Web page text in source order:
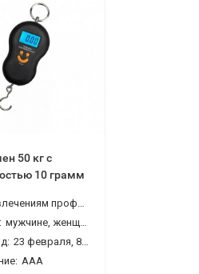
50 кг с
10 грамм
мужчине, женщине, жене, папе (отцу), маме, дедушке, бабушке
23 февраля, 8 марта, новый год, новоселье
AAA